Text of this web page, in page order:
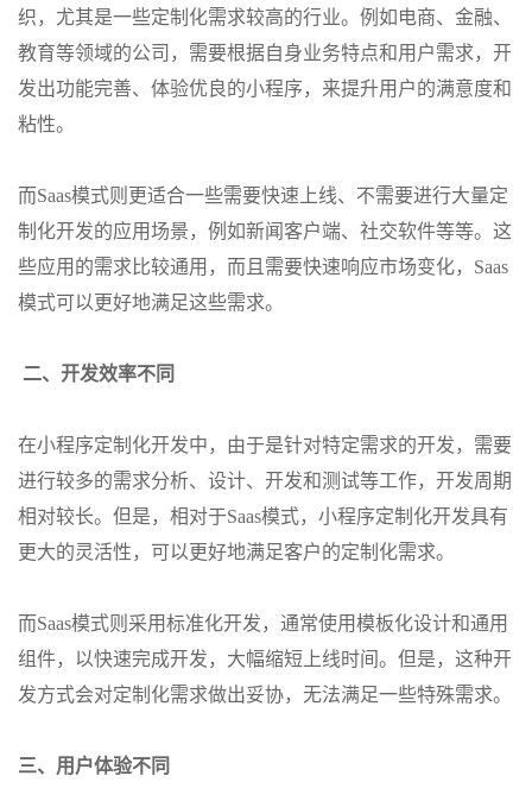
织，尤其是一些定制化需求较高的行业。例如电商、金融、
教育等领域的公司，需要根据自身业务特点和用户需求，开
发出功能完善、体验优良的小程序，来提升用户的满意度和
粘性。
而Saas模式则更适合一些需要快速上线、不需要进行大量定
制化开发的应用场景，例如新闻客户端、社交软件等等。这
些应用的需求比较通用，而且需要快速响应市场变化，Saas
模式可以更好地满足这些需求。
二、开发效率不同
在小程序定制化开发中，由于是针对特定需求的开发，需要
进行较多的需求分析、设计、开发和测试等工作，开发周期
相对较长。但是，相对于Saas模式，小程序定制化开发具有
更大的灵活性，可以更好地满足客户的定制化需求。
而Saas模式则采用标准化开发，通常使用模板化设计和通用
组件，以快速完成开发，大幅缩短上线时间。但是，这种开
发方式会对定制化需求做出妥协，无法满足一些特殊需求。
三、用户体验不同